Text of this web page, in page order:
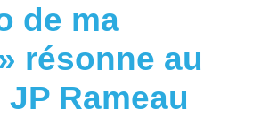
de ma
résonne au
Rameau